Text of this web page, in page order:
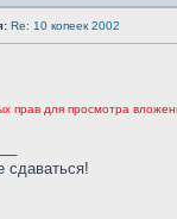
Re: 10 копеек 2002
прав для просмотра
сдаваться!